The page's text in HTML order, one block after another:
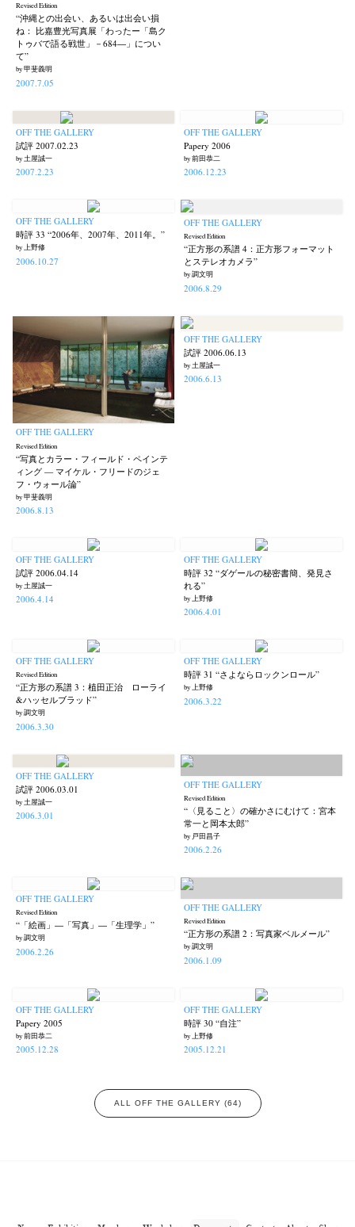
Revised Edition
“沖縄との出会い、あるいは出会い損
ね： 比嘉豊光写真展「わったー「島ク
トゥバで語る戦世」－684―」につい
て”
by 甲斐義明
2007.7.05
OFF THE GALLERY
試評 2007.02.23
by 土屋誠一
2007.2.23
OFF THE GALLERY
Papery 2006
by 前田恭二
2006.12.23
OFF THE GALLERY
時評 33 “2006年、2007年、2011年。”
by 上野修
2006.10.27
OFF THE GALLERY
Revised Edition
“正方形の系譜 4：正方形フォーマット
とステレオカメラ”
by 調文明
2006.8.29
OFF THE GALLERY
Revised Edition
“写真とカラー・フィールド・ペインテ
ィング — マイケル・フリードのジェ
フ・ウォール論”
by 甲斐義明
2006.8.13
OFF THE GALLERY
試評 2006.06.13
by 土屋誠一
2006.6.13
OFF THE GALLERY
試評 2006.04.14
by 土屋誠一
2006.4.14
OFF THE GALLERY
時評 32 “ダゲールの秘密書簡、発見さ
れる”
by 上野修
2006.4.01
OFF THE GALLERY
Revised Edition
“正方形の系譜 3：植田正治 ローライ
&ハッセルブラッド”
by 調文明
2006.3.30
OFF THE GALLERY
時評 31 “さよならロックンロール”
by 上野修
2006.3.22
OFF THE GALLERY
試評 2006.03.01
by 土屋誠一
2006.3.01
OFF THE GALLERY
Revised Edition
“〈見ること〉の確かさにむけて：宮本
常一と岡本太郎”
by 戸田昌子
2006.2.26
OFF THE GALLERY
Revised Edition
“「絵画」―「写真」―「生理学」”
by 調文明
2006.2.26
OFF THE GALLERY
Revised Edition
“正方形の系譜 2：写真家ベルメール”
by 調文明
2006.1.09
OFF THE GALLERY
Papery 2005
by 前田恭二
2005.12.28
OFF THE GALLERY
時評 30 “自注”
by 上野修
2005.12.21
ALL OFF THE GALLERY (64)